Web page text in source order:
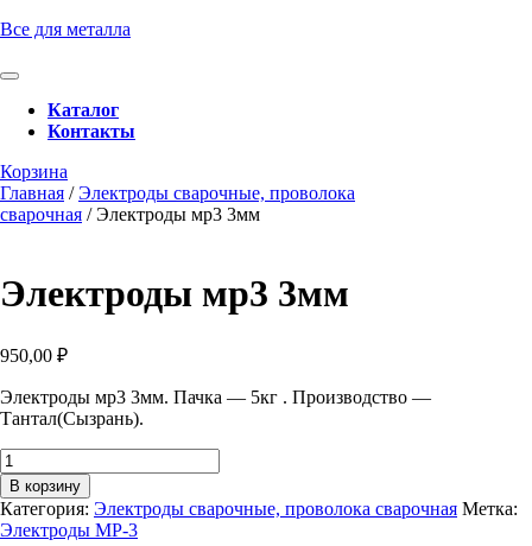
Перейти
содержимому
Все для металла
Кнопка
ОткрытьКаталог
Контакты
Кнопка
Закрыть
Корзина
консультацию
Главная /Электроды сварочные, проволока
сварочная / Электроды мр3 3мм
Электроды мр3 3мм
950,00 ₽
Электроды мр3 3мм. Пачка — 5кг . Производство —
Тантал(Сызрань).
Количество
товара
Электроды
мр3
В корзину
Категория: Электроды сварочные, проволока сварочная Метка:
Электроды МР-3